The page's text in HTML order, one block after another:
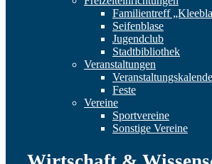
Familientreff
Seifenblase
Jugendclub
Stadtbibliothek
Veranstaltungen
Feste
Vereine
Sportvereine
Sonstige Vereine